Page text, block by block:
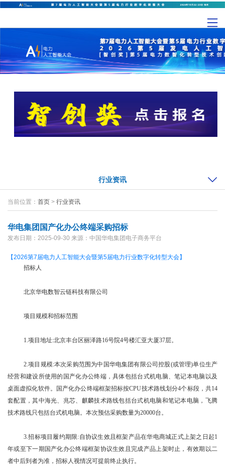
行业资讯
当前位置： 首页 > 行业资讯
华电集团国产化办公终端采购招标
发布日期：2025-09-30 来源：中国华电集团电子商务平台
【2026第7届电力人工智能大会暨第5届电力行业数字化转型大会】
招标人
北京华电数智云链科技有限公司
项目规模和招标范围
1.项目地址:北京丰台区丽泽路16号院4号楼汇亚大厦37层。
2.项目规模:本次采购范围为中国华电集团有限公司控股(或管理)单位生产
经营和建设所使用的国产化办公终端，具体包括台式机电脑、笔记本电脑以及
桌面虚拟化软件。国产化办公终端框架招标按CPU技术路线划分4个标段，共14
套配置，其中海光、兆芯、麒麟技术路线包括台式机电脑和笔记本电脑，飞腾
技术路线只包括台式机电脑。本次预估采购数量为20000台。
3.招标项目履约期限:自协议生效且框架产品在华电商城正式上架之日起1
年或至下一期国产化办公终端框架协议生效且完成产品上架时止，有效期以二
者中后到者为准，招标人视情况可提前终止执行。